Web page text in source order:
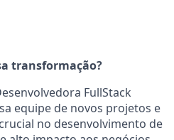
transformação?
FullStack
equipe de novos projetos e
no desenvolvimento de